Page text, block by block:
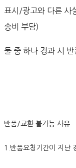
표시/광고와 다른 사
송비 부담)
둘 중 하나 경과 시
반품/교환 불가능 사유
1.반품요청기간이 지난